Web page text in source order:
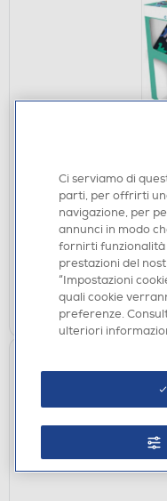
ACCESSORI HOME
PYRAMID - Gift Set
€ 17,90
Acquisto online:
Ritiro in negozio in
Ci serviamo di
parti, per offrirti
navigazione, per
annunci in modo
fornirti funzionalità
prestazioni del
“Impostazioni
quali cookie
preferenze.
ulteriori